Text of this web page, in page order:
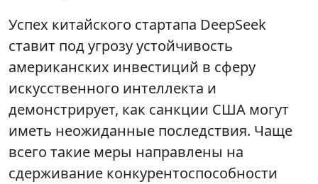
Успех китайского стартапа DeepSeek
ставит под угрозу устойчивость
американских инвестиций в сферу
искусственного интеллекта и
демонстрирует, как санкции США могут
иметь неожиданные последствия. Чаще
всего такие меры направлены на
сдерживание конкурентоспособности